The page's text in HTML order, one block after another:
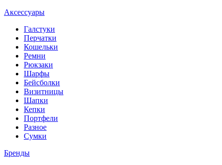
Аксессуары
Галстуки
Перчатки
Кошельки
Ремни
Рюкзаки
Шарфы
Бейсболки
Визитницы
Шапки
Кепки
Портфели
Разное
Сумки
Бренды